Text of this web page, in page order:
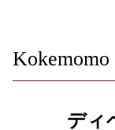
Kokemomo
ディ